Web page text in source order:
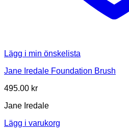
Lägg i min önskelista
Jane Iredale Foundation Brush
495.00 kr
Jane Iredale
Lägg i varukorg